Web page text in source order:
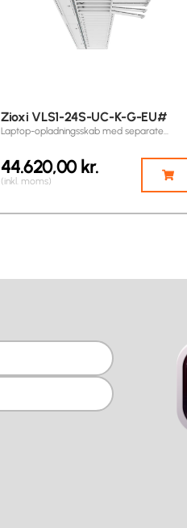
Zioxi VLS1-24S-UC-K-G-EU#
Laptop-opladningsskab med separate…
44.620,00kr.
(inkl. moms)